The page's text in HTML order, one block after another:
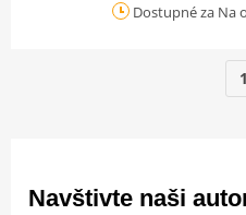
Dostupné za Na
1
Navštivte naši